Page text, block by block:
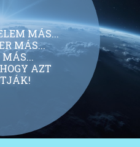
MÁS...
MÁS...
AZT